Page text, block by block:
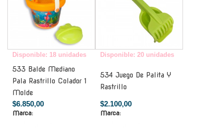
Disponible: 18 unidades
533 Balde Mediano
Pala Rastrillo Colador 1
Molde
$6.850,00
Marca:
Disponible: 20 unidades
534 Juego De Palita Y
Rastrillo
$2.100,00
Marca: